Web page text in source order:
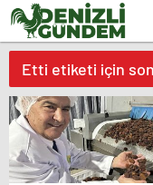
Etti etiketi için